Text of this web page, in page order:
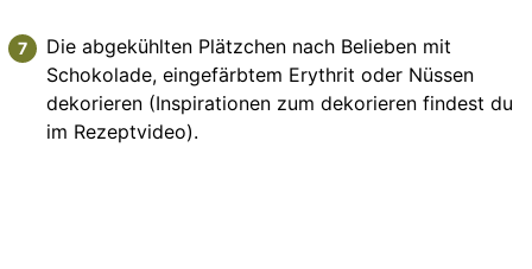
Die abgekühlten Plätzchen nach Belieben mit
Schokolade, eingefärbtem Erythrit oder Nüssen
dekorieren (Inspirationen zum dekorieren findest du
im Rezeptvideo).